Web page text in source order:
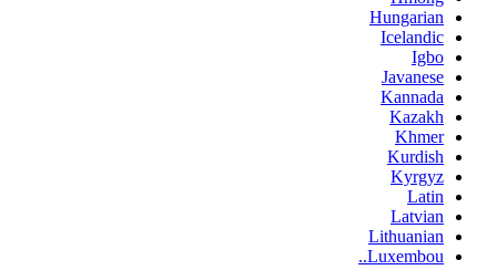
Hungarian
Icelandic
Igbo
Javanese
Kannada
Kazakh
Khmer
Kurdish
Kyrgyz
Latin
Latvian
Lithuanian
Luxembou..